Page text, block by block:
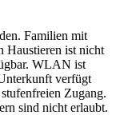
Familien mit
ist nicht
WLAN ist
verfügt
Zugang.
sind nicht erlaubt.